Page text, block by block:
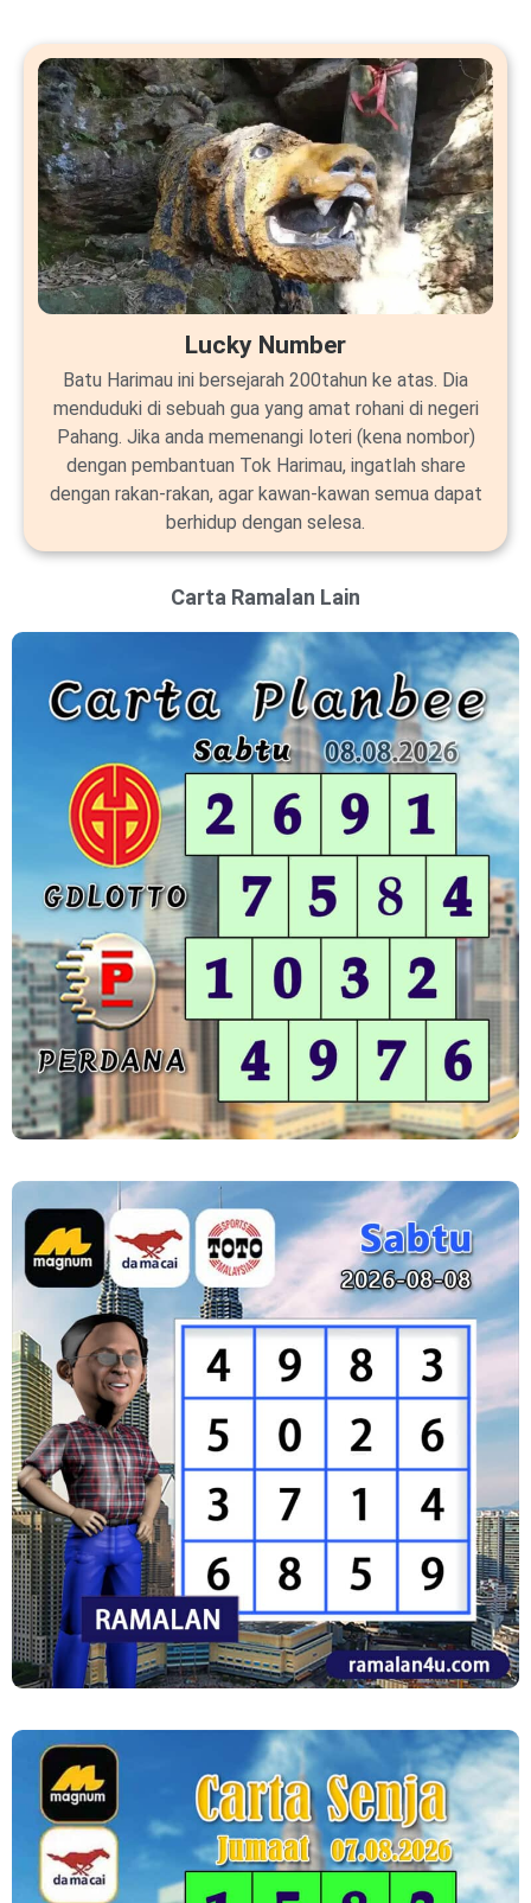
Lucky Number
Batu Harimau ini bersejarah 200tahun ke atas. Dia
menduduki di sebuah gua yang amat rohani di negeri
Pahang. Jika anda memenangi loteri (kena nombor)
dengan pembantuan Tok Harimau, ingatlah share
dengan rakan-rakan, agar kawan-kawan semua dapat
berhidup dengan selesa.
Carta Ramalan Lain